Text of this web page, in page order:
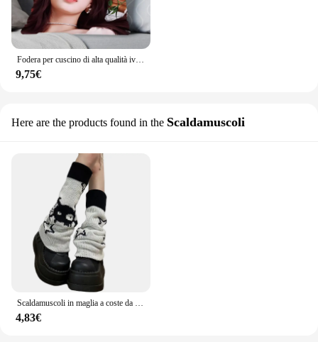
9,75€
Here are the products found in the Scaldamuscoli
4,83€